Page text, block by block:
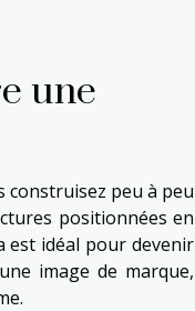
une
construisez peu à peu
positionnées en
est idéal pour devenir
image de marque,